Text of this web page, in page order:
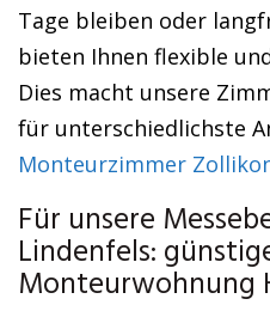
Tage bleiben oder
bieten Ihnen flexible
Dies macht unsere
für unterschiedlichste
Monteurzimmer
Für unsere
Lindenfels:
Monteurwohnung